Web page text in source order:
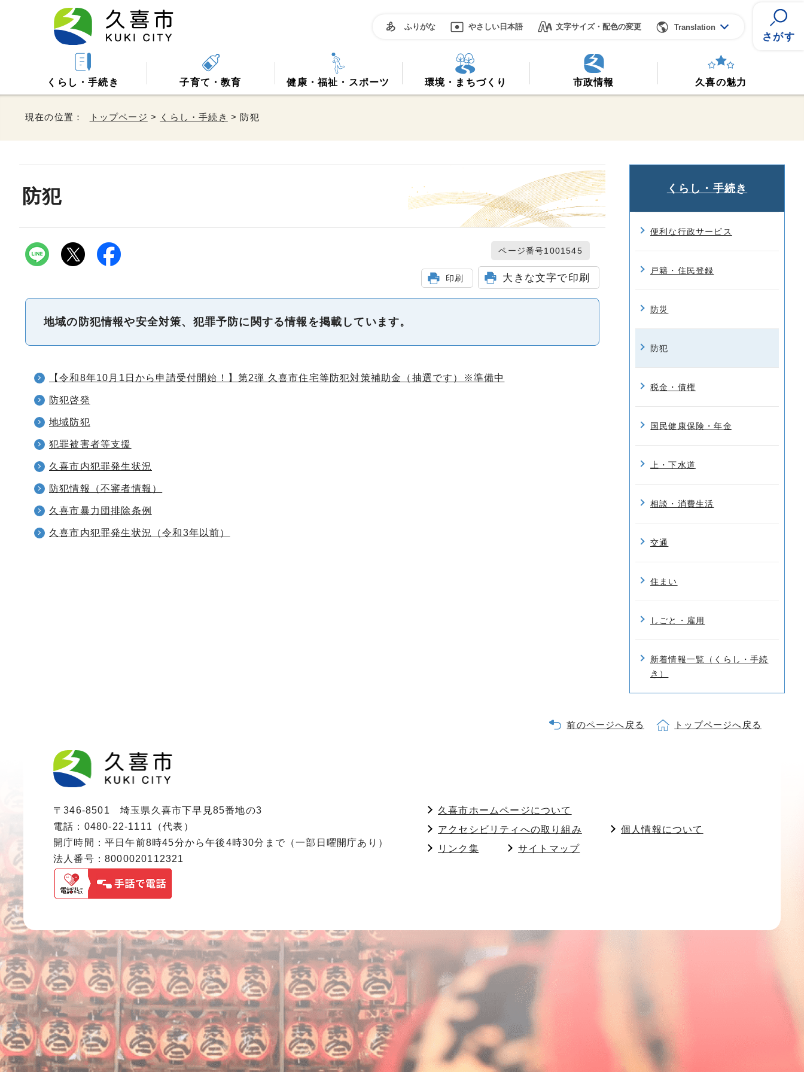
ふりがな やさしい日本語 文字サイズ・配色の変更 Translation
さがす
くらし・手続き 子育て・教育 健康・福祉・スポーツ 環境・まちづくり 市政情報 久喜の魅力
現在の位置： トップページ > くらし・手続き > 防犯
防犯
ページ番号1001545
印刷 大きな文字で印刷
地域の防犯情報や安全対策、犯罪予防に関する情報を掲載しています。
【令和8年10月1日から申請受付開始！】第2弾 久喜市住宅等防犯対策補助金（抽選です）※準備中
防犯啓発
地域防犯
犯罪被害者等支援
久喜市内犯罪発生状況
防犯情報（不審者情報）
久喜市暴力団排除条例
久喜市内犯罪発生状況（令和3年以前）
くらし・手続き
便利な行政サービス
戸籍・住民登録
防災
防犯
税金・債権
国民健康保険・年金
上・下水道
相談・消費生活
交通
住まい
しごと・雇用
新着情報一覧（くらし・手続
き）
前のページへ戻る トップページへ戻る
〒346-8501 埼玉県久喜市下早見85番地の3
電話：0480-22-1111（代表）
開庁時間：平日午前8時45分から午後4時30分まで（一部日曜開庁あり）
法人番号：8000020112321
久喜市ホームページについて
アクセシビリティへの取り組み
個人情報について
リンク集
サイトマップ